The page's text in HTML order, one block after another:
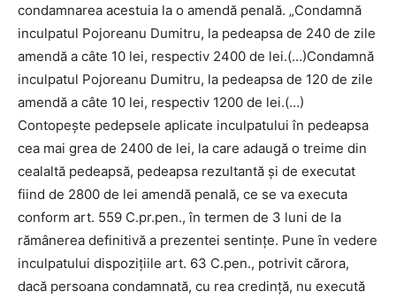
condamnarea acestuia la o amendă penală. „Condamnă
inculpatul Pojoreanu Dumitru, la pedeapsa de 240 de zile
amendă a câte 10 lei, respectiv 2400 de lei.(…)Condamnă
inculpatul Pojoreanu Dumitru, la pedeapsa de 120 de zile
amendă a câte 10 lei, respectiv 1200 de lei.(…)
Contopește pedepsele aplicate inculpatului în pedeapsa
cea mai grea de 2400 de lei, la care adaugă o treime din
cealaltă pedeapsă, pedeapsa rezultantă și de executat
fiind de 2800 de lei amendă penală, ce se va executa
conform art. 559 C.pr.pen., în termen de 3 luni de la
rămânerea definitivă a prezentei sentințe. Pune în vedere
inculpatului dispozițiile art. 63 C.pen., potrivit cărora,
dacă persoana condamnată, cu rea credință, nu execută